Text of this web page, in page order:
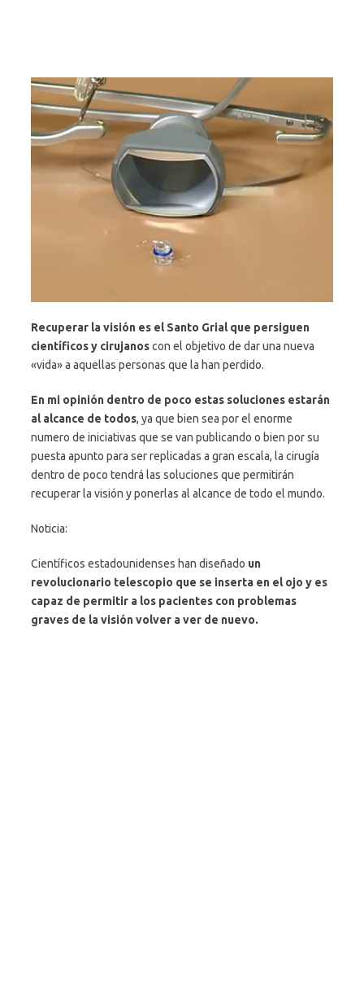
Recuperar la visión es el Santo Grial que persiguen
científicos y cirujanoscon el objetivo de dar una nueva
«vida» a aquellas personas que la han perdido.
En mi opinión dentro de poco estas soluciones estarán
al alcance de todos, ya que bien sea por el enorme
numero de iniciativas que se van publicando o bien por su
puesta apunto para ser replicadas a gran escala, la cirugía
dentro de poco tendrá las soluciones que permitirán
recuperar la visión y ponerlas al alcance de todo el mundo.
Noticia:
Científicos estadounidenses han diseñado un
revolucionario telescopio que se inserta en el ojo y es
capaz de permitir a los pacientes con problemas
graves de la visión volver a ver de nuevo.